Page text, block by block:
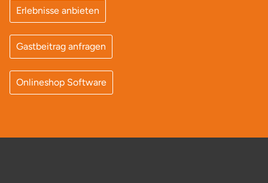
Erlebnisse anbieten
Gastbeitrag anfragen
Onlineshop Software
Ostholstein
Ostprignitz-Ruppin
Oy-Mittelberg
Pforzheim